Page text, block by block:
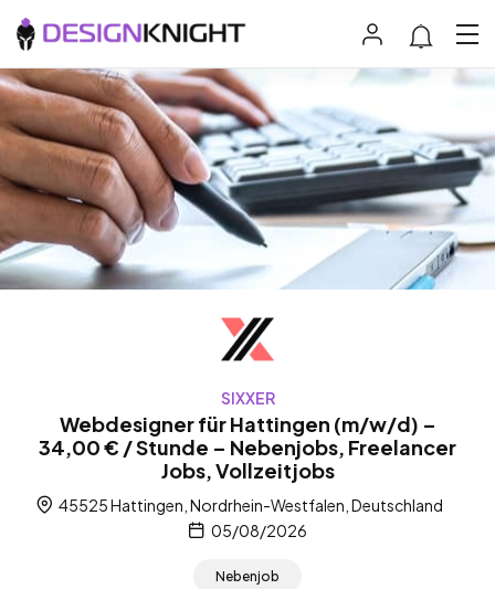
SIXXER
Webdesigner für Hattingen (m/w/d) –
34,00 € / Stunde – Nebenjobs, Freelancer
Jobs, Vollzeitjobs
45525 Hattingen, Nordrhein-Westfalen, Deutschland
05/08/2026
Nebenjob